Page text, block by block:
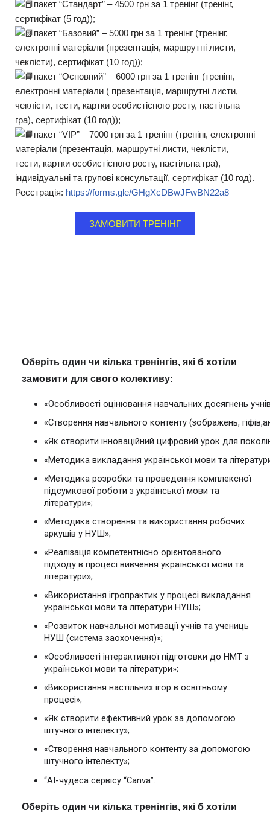
пакет “Стандарт” – 4500 грн за 1 тренінг (тренінг,
сертифікат (5 год));
пакет “Базовий” – 5000 грн за 1 тренінг (тренінг,
електронні матеріали (презентація, маршрутні листи,
чеклісти), сертифікат (10 год));
пакет “Основний” – 6000 грн за 1 тренінг (тренінг,
електронні матеріали ( презентація, маршрутні листи,
чеклісти, тести, картки особистісного росту, настільна
гра), сертифікат (10 год));
пакет “VIP” – 7000 грн за 1 тренінг (тренінг, електронні
матеріали (презентація, маршрутні листи, чеклісти,
тести, картки особистісного росту, настільна гра),
індивідуальні та групові консультації, сертифікат (10 год).
Реєстрація: https://forms.gle/GHgXcDBwJFwBN22a8
ЗАМОВИТИ ТРЕНІНГ
Оберіть один чи кілька тренінгів, які б хотіли
замовити для свого колективу:
«Особливості оцінювання навчальних досягнень
«Створення навчального контенту (зображень,
«Як створити інноваційний цифровий урок для
«Методика викладання української мови та
«Методика розробки та проведення комплексної
підсумкової роботи з української мови та
літератури»;
«Методика створення та використання робочих
аркушів у НУШ»;
«Реалізація компетентнісно орієнтованого
підходу в процесі вивчення української мови та
літератури»;
«Використання ігропрактик у процесі викладання
української мови та літератури НУШ»;
«Розвиток навчальної мотивації учнів та учениць
НУШ (система заохочення)»;
«Особливості інтерактивної підготовки до НМТ з
української мови та літератури»;
«Використання настільних ігор в освітньому
процесі»;
«Як створити ефективний урок за допомогою
штучного інтелекту»;
«Створення навчального контенту за допомогою
штучного інтелекту»;
“АІ-чудеса сервісу “Canva”.
Оберіть один чи кілька тренінгів, які б хотіли